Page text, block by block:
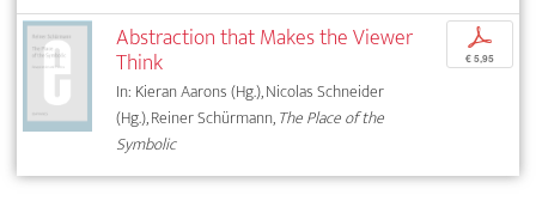
Abstraction that Makes the Viewer
Think
In: Kieran Aarons (Hg.), Nicolas Schneider
(Hg.), Reiner Schürmann,The Place of the
Symbolic
p
€ 5,95